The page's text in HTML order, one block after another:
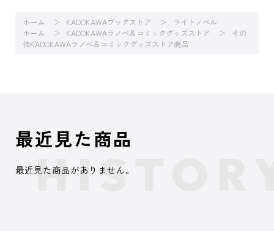
ホーム KADOKAWAブックストア
ライトノベル
ホーム
KADOKAWAラノベ＆コミックグッズストア
その
他KADOKAWAラノベ＆コミックグッズストア商品
最近見た商品
最近見た商品がありません。